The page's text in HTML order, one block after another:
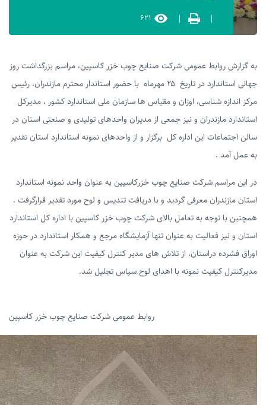
| ۶۲۱
روابط عمومی شرکت صنایع چوب خزر کاسپین، مراسم بزرگداشت روز
جهانی استاندارد در تاریخ ۲۵ مهرماه با حضور استاندار محترم مازندران، رئیس
شناسی، اوزان و مقیاس ها سازمان ملی استاندارد کشور ، مدیرکل
مازندران و نیز جمعی از مدیران واحدهای تولیدی و صنعتی استان در
این اداره کل برگزار و از واحدهای نمونه استاندارد استان تقدیر
.
شرکت صنایع چوب خزرکاسپین به عنوان واحد نمونه استاندارد
معرفی گردید و با دریافت تندیس و لوح مورد تقدیر قرارگرفت .
توجه به تعامل بالای شرکت چوب خزر کاسپین با اداره کل استاندارد
فعالیت به عنوان تنها آزمایشگاه مرجع و همکار استاندارد در حوزه
دراستان، از تلاش های مدیر کنترل کیفیت این شرکت به عنوان
کیفیت نمونه با اهدای لوح سپاس تجلیل شد.
روابط عمومی شرکت صنایع چوب خزر کاسپین